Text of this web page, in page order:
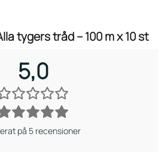
tygers tråd – 100 m x 10 st
5,0
på 5 recensioner